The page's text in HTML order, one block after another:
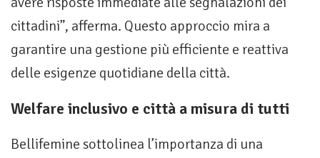
cittadini”, afferma. Questo approccio mira a
garantire una gestione più efficiente e reattiva
delle esigenze quotidiane della città.
Welfare inclusivo e città a misura di tutti
Bellifemine sottolinea l’importanza di una